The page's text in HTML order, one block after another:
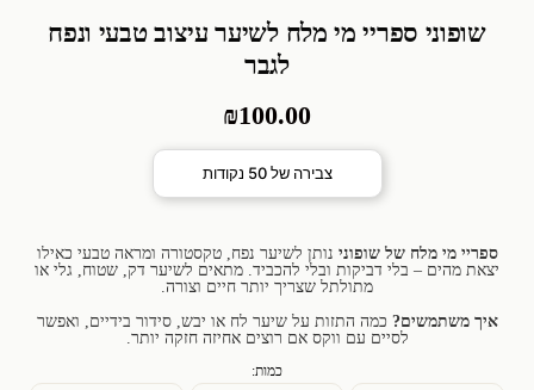
שופוני ספריי מי מלח לשיער עיצוב טבעי ונפח
לגבר
₪100.00
צבירה של50 נקודות
ספריי מי מלח של שופוני נותן לשיער נפח, טקסטורה ומראה טבעי כאילו
יצאת מהים – בלי דביקות ובלי להכביד. מתאים לשיער דק, שטוח, גלי או
מתולתל שצריך יותר חיים וצורה.
איך משתמשים? כמה התזות על שיער לח או יבש, סידור בידיים, ואפשר
לסיים עם ווקס אם רוצים אחיזה חזקה יותר.
כמות: